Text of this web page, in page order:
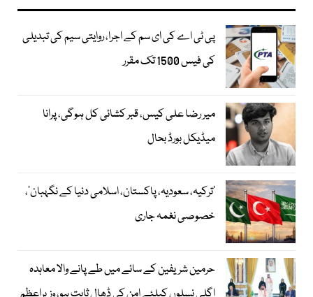
پی ٹی اے کی ای سم کے اجرا، روایتی سیم کی تبدیلی
کی فیس 1500 تک مقرر
میر رضا علی کیس، قبر کشائی کل ہوگی، پرانا
میڈیکل بورڈ بحال
‘ترکیہ، سعودیہ، پاکستان، اسلامی دنیا کے نگہبان’،
خصوصی نغمہ جاری
حرمین شریفین کے سائے میں طے پانے والا معاہدہ